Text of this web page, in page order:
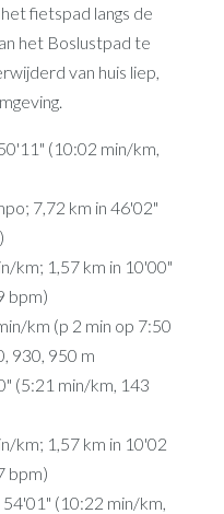
fietspad langs de
het Boslustpad te
van huis liep,
(10:02 min/km,
7,72 km in 46'02"
km; 1,57 km in 10'00"
bpm)
km (p 2 min op 7:50
930, 950 m
(5:21 min/km, 143
km; 1,57 km in 10'02
bpm)
(10:22 min/km,